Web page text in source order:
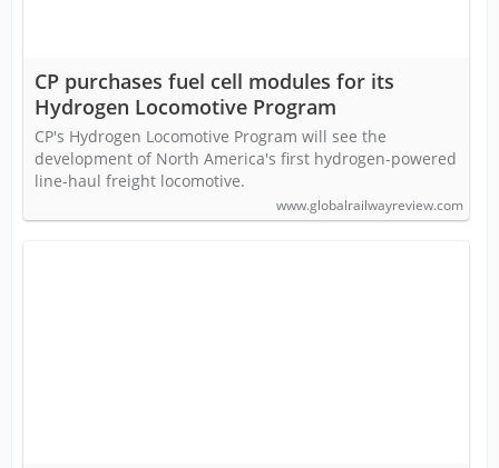
CP purchases fuel cell modules for its
Hydrogen Locomotive Program
CP's Hydrogen Locomotive Program will see the
development of North America's first hydrogen-powered
line-haul freight locomotive.
www.globalrailwayreview.com